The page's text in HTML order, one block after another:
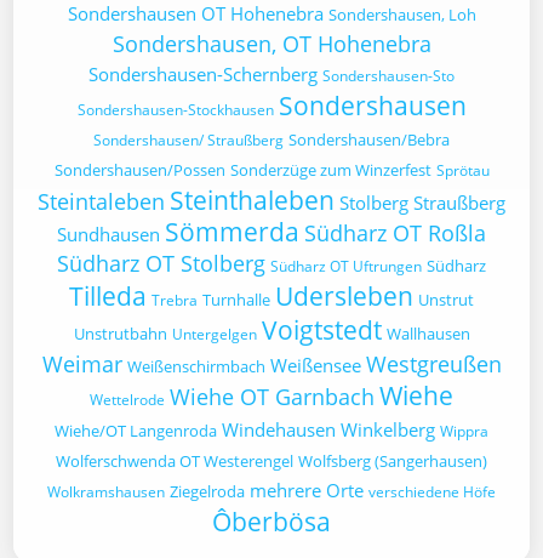
Sondershausen OT Hohenebra Sondershausen, Loh
Sondershausen, OT Hohenebra
Sondershausen-Schernberg Sondershausen-Sto
Sondershausen-Stockhausen Sondershausen
Sondershausen/ Straußberg Sondershausen/Bebra
Sondershausen/Possen Sonderzüge zum Winzerfest Sprötau
Steintaleben Steinthaleben Stolberg Straußberg
Sundhausen Sömmerda Südharz OT Roßla
Südharz OT Stolberg Südharz OT Uftrungen Südharz
Tilleda Trebra Turnhalle Udersleben Unstrut
Unstrutbahn Untergelgen Voigtstedt Wallhausen
Weimar Weißenschirmbach Weißensee Westgreußen
Wettelrode Wiehe OT Garnbach Wiehe
Wiehe/OT Langenroda Windehausen Winkelberg Wippra
Wolferschwenda OT Westerengel Wolfsberg (Sangerhausen)
Wolkramshausen Ziegelroda mehrere Orte verschiedene Höfe
Ôberbösa